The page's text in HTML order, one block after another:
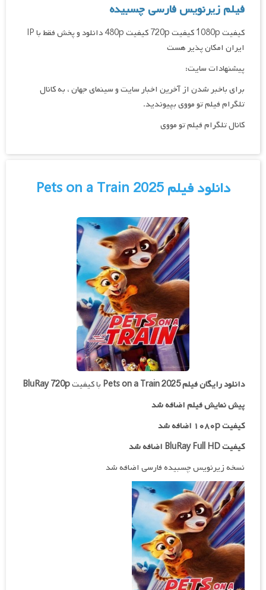
فیلم زیرنویس فارسی چسبیده
کیفیت 1080p کیفیت 720p کیفیت 480p دانلود و پخش فقط با IP
ایران امکان پذیر هست
پیشنهادات سایت:
برای باخبر شدن از آخرین اخبار سایت و سینمای جهان ، به کانال
تلگرام فیلم تو مووی بپیوندید.
کانال تلگرام فیلم تو مووی
دانلود فیلم Pets on a Train 2025
دانلود رایگان فیلمPets on a Train 2025 با کیفیتBluRay 720p
پیش نمایش فیلم اضافه شد
کیفیت ۱۰۸۰p اضافه شد
کیفیت BluRay Full HD اضافه شد
نسخه زیرنویس چسبیده فارسی اضافه شد